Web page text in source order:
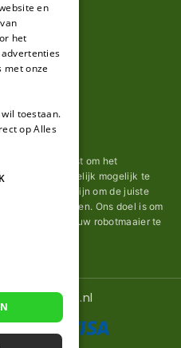
ons uiterste best om het
zo gemakkelijk mogelijk te
lastig het kan zijn om de juiste
te vinden. Ons doel is om
mesjes voor uw robotmaaier te
mesjes.nl
GERMAN
en
het
met onze
toestaan.
op Alles